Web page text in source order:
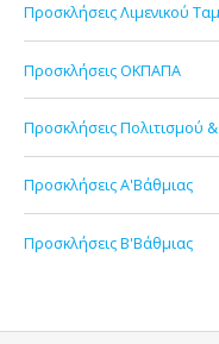
Προσκλήσεις Λιμενικού
Προσκλήσεις ΟΚΠΑΠΑ
Προσκλήσεις Πολιτισμού
Προσκλήσεις Α'Βάθμιας
Προσκλήσεις Β'Βάθμιας